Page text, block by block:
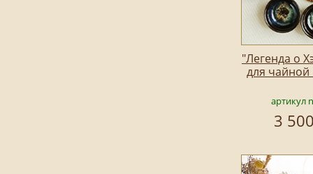
"Легенда о
для
артикул
3